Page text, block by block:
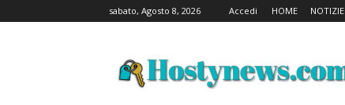
sabato, Agosto 8, 2026 Accedi HOME NOTIZIE